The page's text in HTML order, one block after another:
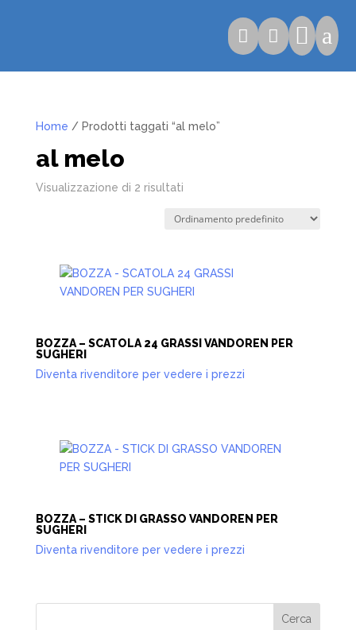
   a
Home / Prodotti taggati “al melo”
al melo
Visualizzazione di 2 risultati
BOZZA – SCATOLA 24 GRASSI VANDOREN PER
SUGHERI
Diventa rivenditore per vedere i prezzi
BOZZA – STICK DI GRASSO VANDOREN PER
SUGHERI
Diventa rivenditore per vedere i prezzi
Cerca